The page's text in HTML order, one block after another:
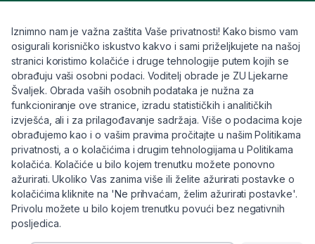
CeraVe
Eucerin
Avene
Bioderma
Svi brandovi
Info
Trebate pomoć ili imate pitanja?
+385 91 6191 901
info@eljekarna24.hr
Iznimno nam je važna zaštita Vaše privatnosti! Kako bismo vam
osigurali korisničko iskustvo kakvo i sami priželjkujete na našoj
stranici koristimo kolačiće i druge tehnologije putem kojih se
obrađuju vaši osobni podaci. Voditelj obrade je ZU Ljekarne
Švaljek. Obrada vaših osobnih podataka je nužna za
funkcioniranje ove stranice, izradu statističkih i analitičkih
izvješća, ali i za prilagođavanje sadržaja. Više o podacima koje
obrađujemo kao i o vašim pravima pročitajte u našim Politikama
privatnosti, a o kolačićima i drugim tehnologijama u Politikama
kolačića. Kolačiće u bilo kojem trenutku možete ponovno
ažurirati. Ukoliko Vas zanima više ili želite ažurirati postavke o
kolačićima kliknite na 'Ne prihvaćam, želim ažurirati postavke'.
Privolu možete u bilo kojem trenutku povući bez negativnih
posljedica.